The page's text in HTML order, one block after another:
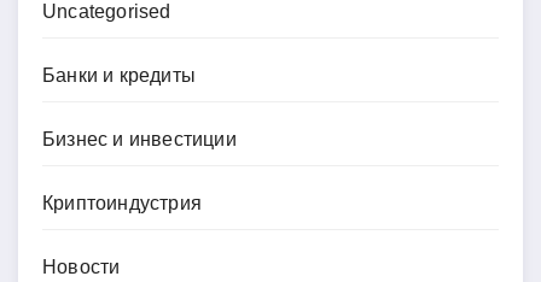
Uncategorised
Банки и кредиты
Бизнес и инвестиции
Криптоиндустрия
Новости